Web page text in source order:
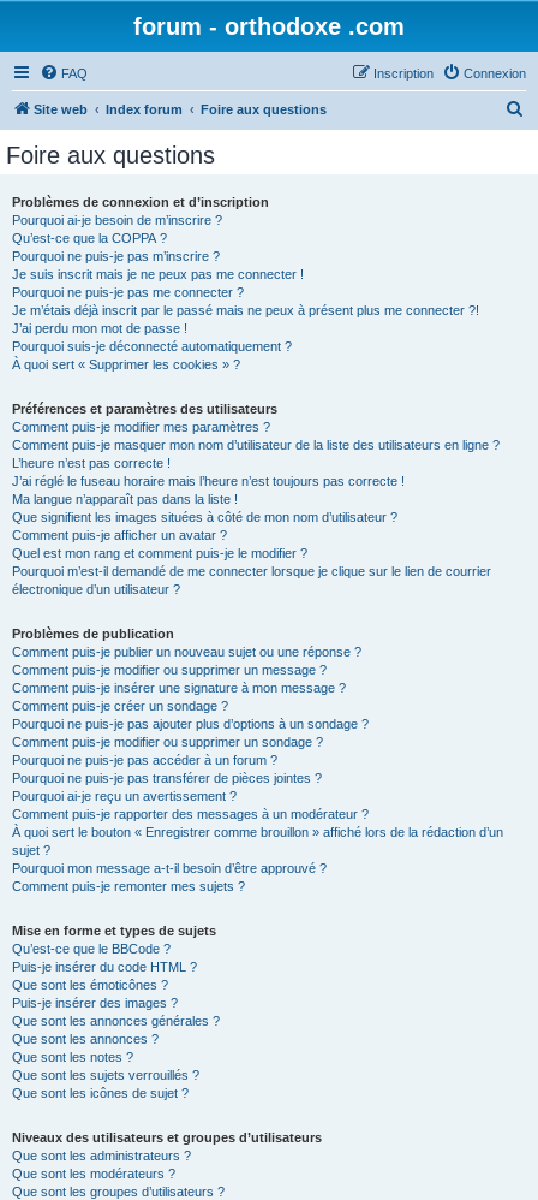
forum - orthodoxe .com
FAQ Connexion
Inscription
Site web Index forum Foire aux questions
Foire aux questions
Problèmes de connexion et d’inscription
Pourquoi ai-je besoin de m’inscrire ?
Qu’est-ce que la COPPA ?
Pourquoi ne puis-je pas m’inscrire ?
Je suis inscrit mais je ne peux pas me connecter !
Pourquoi ne puis-je pas me connecter ?
Je m’étais déjà inscrit par le passé mais ne peux à présent plus me connecter ?!
J’ai perdu mon mot de passe !
Pourquoi suis-je déconnecté automatiquement ?
À quoi sert « Supprimer les cookies » ?
Préférences et paramètres des utilisateurs
Comment puis-je modifier mes paramètres ?
Comment puis-je masquer mon nom d’utilisateur de la liste des utilisateurs en ligne ?
L’heure n’est pas correcte !
J’ai réglé le fuseau horaire mais l’heure n’est toujours pas correcte !
Ma langue n’apparaît pas dans la liste !
Que signifient les images situées à côté de mon nom d’utilisateur ?
Comment puis-je afficher un avatar ?
Quel est mon rang et comment puis-je le modifier ?
Pourquoi m’est-il demandé de me connecter lorsque je clique sur le lien de courrier
électronique d’un utilisateur ?
Problèmes de publication
Comment puis-je publier un nouveau sujet ou une réponse ?
Comment puis-je modifier ou supprimer un message ?
Comment puis-je insérer une signature à mon message ?
Comment puis-je créer un sondage ?
Pourquoi ne puis-je pas ajouter plus d’options à un sondage ?
Comment puis-je modifier ou supprimer un sondage ?
Pourquoi ne puis-je pas accéder à un forum ?
Pourquoi ne puis-je pas transférer de pièces jointes ?
Pourquoi ai-je reçu un avertissement ?
Comment puis-je rapporter des messages à un modérateur ?
À quoi sert le bouton « Enregistrer comme brouillon » affiché lors de la rédaction d’un
sujet ?
Pourquoi mon message a-t-il besoin d’être approuvé ?
Comment puis-je remonter mes sujets ?
Mise en forme et types de sujets
Qu’est-ce que le BBCode ?
Puis-je insérer du code HTML ?
Que sont les émoticônes ?
Puis-je insérer des images ?
Que sont les annonces générales ?
Que sont les annonces ?
Que sont les notes ?
Que sont les sujets verrouillés ?
Que sont les icônes de sujet ?
Niveaux des utilisateurs et groupes d’utilisateurs
Que sont les administrateurs ?
Que sont les modérateurs ?
Que sont les groupes d’utilisateurs ?